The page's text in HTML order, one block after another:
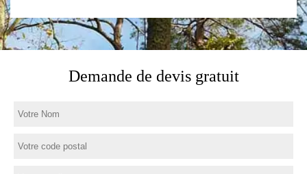
Demande de devis gratuit